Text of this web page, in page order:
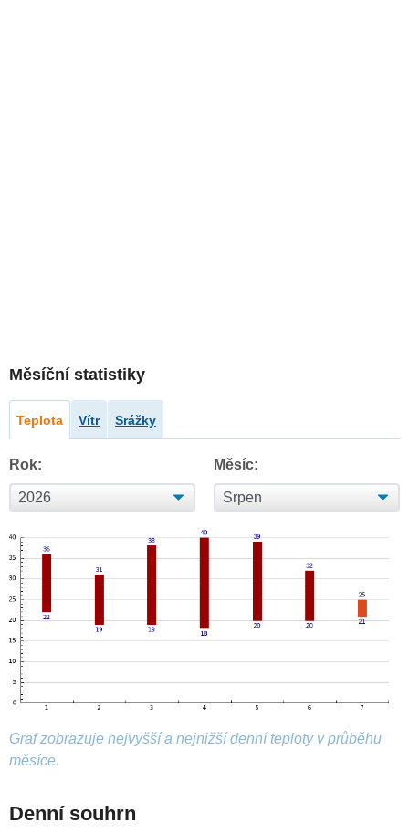
Měsíční statistiky
Teplota Vítr Srážky
Rok: Měsíc:
Graf zobrazuje nejvyšší a nejnižší denní teploty v průběhu
měsíce.
Denní souhrn